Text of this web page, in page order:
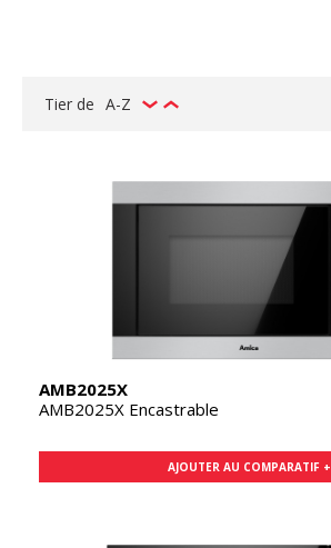
Tier de A-Z
AMB2025X
AMB2025X Encastrable
AJOUTER AU COMPARATIF +